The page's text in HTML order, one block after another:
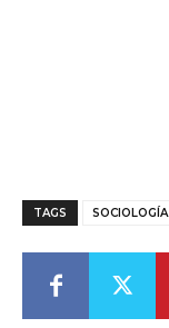
TAGS SOCIOLOGÍA